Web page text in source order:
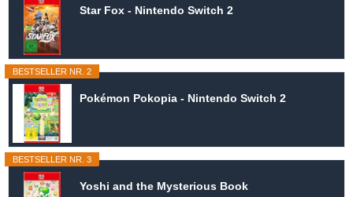
Star Fox - Nintendo Switch 2
BESTSELLER NR. 2
Pokémon Pokopia - Nintendo Switch 2
BESTSELLER NR. 3
Yoshi and the Mysterious Book